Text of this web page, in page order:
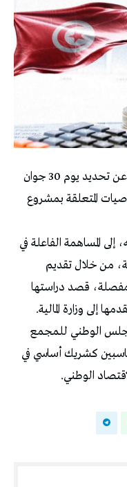
أعلن مجمع المحاسبين بالبلاد التونسية عن تحديد يوم 30 جوان
المتعلقة بمشروع
المساهمة الفاعلة في
من خلال تقديم
قصد دراستها
إلى وزارة المالية.
الوطني للمجمع
كشريك أساسي في
الوطني.